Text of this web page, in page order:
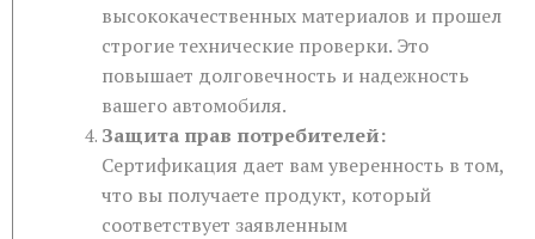
высококачественных материалов и прошел
строгие технические проверки. Это
повышает долговечность и надежность
вашего автомобиля.
Защита прав потребителей:
Сертификация дает вам уверенность в том,
что вы получаете продукт, который
соответствует заявленным